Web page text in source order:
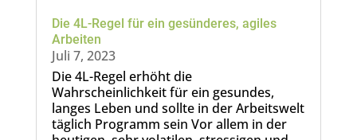
Die 4L-Regel für ein gesünderes, agiles
Arbeiten
Juli 7, 2023
Die 4L-Regel erhöht die
Wahrscheinlichkeit für ein gesundes,
langes Leben und sollte in der Arbeitswelt
täglich Programm sein Vor allem in der